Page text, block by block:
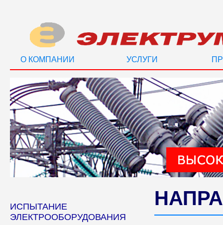
О КОМПАНИИ УСЛУГИ
ИСПЫТАНИЕ
ЭЛЕКТРООБОРУДОВАНИЯ